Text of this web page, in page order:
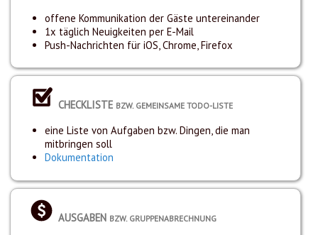
offene Kommunikation der Gäste untereinander
1x täglich Neuigkeiten per E-Mail
Push-Nachrichten für iOS, Chrome, Firefox
CHECKLISTE BZW. GEMEINSAME TODO-LISTE
eine Liste von Aufgaben bzw. Dingen, die man
mitbringen soll
Dokumentation
AUSGABEN BZW. GRUPPENABRECHNUNG